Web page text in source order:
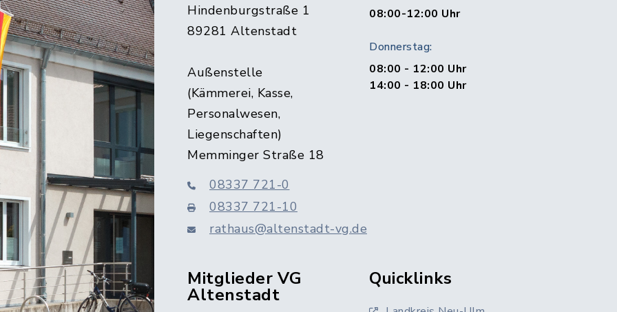
Hindenburgstraße 1
89281 Altenstadt
Außenstelle
(Kämmerei, Kasse,
Personalwesen,
Liegenschaften)
Memminger Straße 18
08337 721-0
08337 721-10
rathaus@altenstadt-vg.de
08:00-12:00 Uhr
Donnerstag:
08:00 - 12:00 Uhr
14:00 - 18:00 Uhr
Mitglieder VG
Altenstadt
Quicklinks